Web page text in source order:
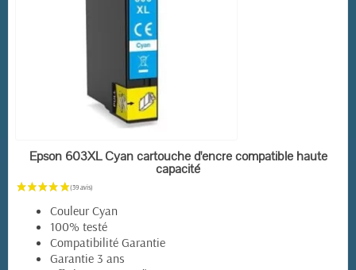
EN STOCK
Epson 603XL Cyan cartouche d'encre compatible haute
capacité
Couleur Cyan
100% testé
Compatibilité Garantie
Garantie 3 ans